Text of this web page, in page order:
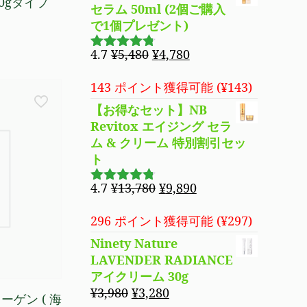
ゲン ( 海
し
た。
で
セラム 50ml (2個ご購入
で1個プレゼント)
5段階で
価
4.7 ¥5,480 元
価
は
¥5,480
で
し
た。
¥4,780現
の
価
格
は
¥4,780
す。
143 ポイント獲得可能 (¥143)
【お得なセット】NB
Revitox エイジング セラ
ム & クリーム 特別割引セッ
ト
5段階で
価
4.7 ¥13,780 元
価
は
¥13,780
で
し
¥9,890現
の
格
は
296 ポイント獲得可能 (¥297)
Ninety Nature
LAVENDER RADIANCE
アイクリーム 30g
¥3,980 元
¥3,280現